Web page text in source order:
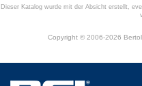
Dieser Katalog wurde mit der Absicht erstellt,
Copyright © 2006-2026